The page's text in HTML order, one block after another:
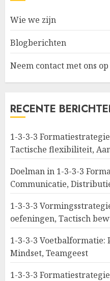
Wie we zijn
Blogberichten
Neem contact met ons op
RECENTE
1-3-3-3
Tactische flexibiliteit,
Doelman in 1-3-3-3
Communicatie,
1-3-3-3
oefeningen, Tactisch
1-3-3-3 Voetbalformatie:
Mindset, Teamgeest
1-3-3-3